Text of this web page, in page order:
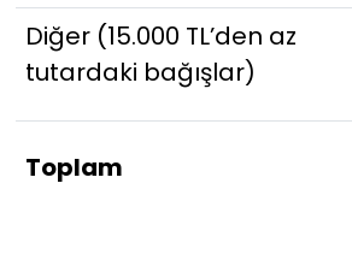
Diğer (15.000 TL’den az
tutardaki bağışlar)
Toplam